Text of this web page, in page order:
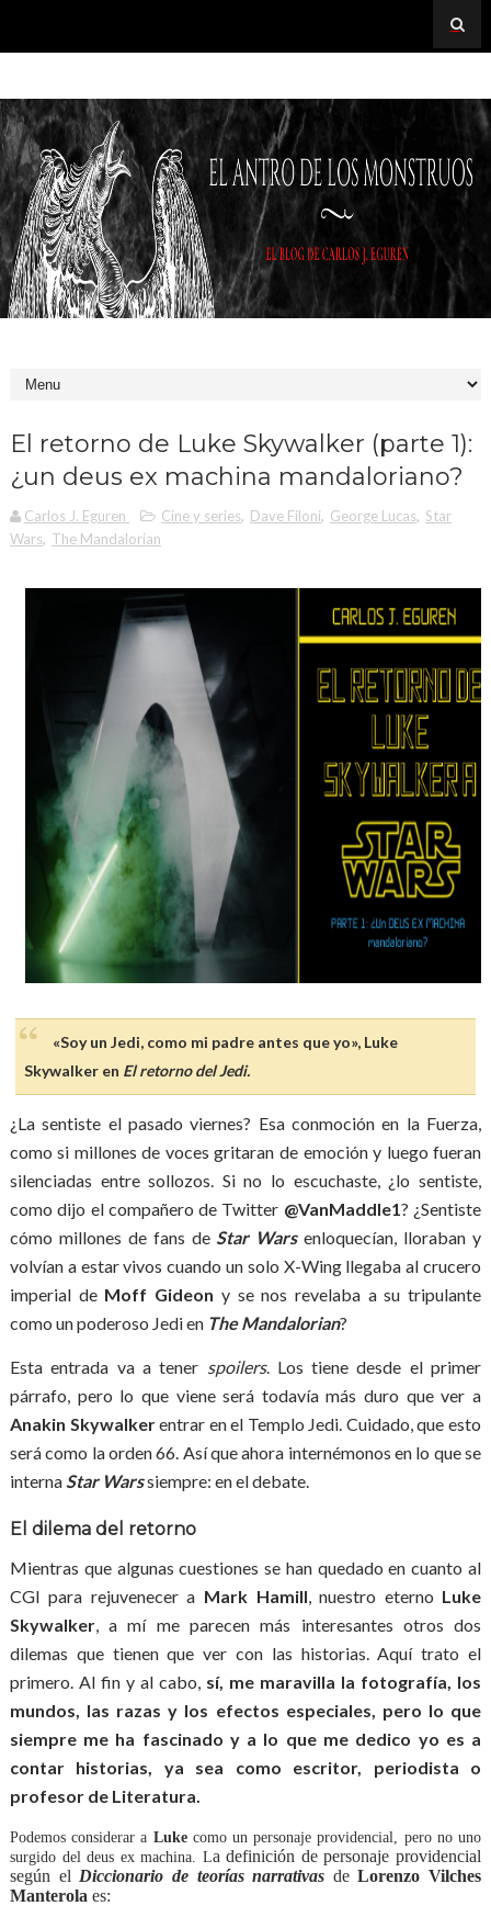
El retorno de Luke Skywalker (parte 1):
¿un deus ex machina mandaloriano?
Carlos J. Eguren Cine y series, Dave Filoni, George Lucas, Star
Wars, The Mandalorian
«Soy un Jedi, como mi padre antes que yo», Luke
Skywalker en El retorno del Jedi.
¿La sentiste el pasado viernes? Esa conmoción en la Fuerza,
como si millones de voces gritaran de emoción y luego fueran
silenciadas entre sollozos. Si no lo escuchaste, ¿lo sentiste,
como dijo el compañero de Twitter @VanMaddle1? ¿Sentiste
cómo millones de fans deStar Warsenloquecían, lloraban y
volvían a estar vivos cuando un solo X-Wing llegaba al crucero
imperial de Moff Gideon y se nos revelaba a su tripulante
como un poderoso Jedi en The Mandalorian?
Esta entrada va a tener spoilers. Los tiene desde el primer
párrafo, pero lo que viene será todavía más duro que ver a
Anakin Skywalkerentrar en el Templo Jedi. Cuidado, que esto
será como la orden 66. Así que ahora internémonos en lo que se
internaStar Warssiempre: en el debate.
El dilema del retorno
Mientras que algunas cuestiones se han quedado en cuanto al
CGI para rejuvenecer a Mark Hamill, nuestro eterno Luke
Skywalker, a mí me parecen más interesantes otros dos
dilemas que tienen que ver con las historias. Aquí trato el
primero. Al fin y al cabo, sí, me maravilla la fotografía, los
mundos, las razas y los efectos especiales, pero lo que
siempre me ha fascinado y a lo que me dedico yo es a
contar historias, ya sea como escritor, periodista o
profesor de Literatura.
Podemos considerar a Lukecomo un personaje providencial, pero no uno
surgido del deus ex machina. La definición de personaje providencial
según el Diccionario de teorías narrativas deLorenzo Vilches
Manterola es: